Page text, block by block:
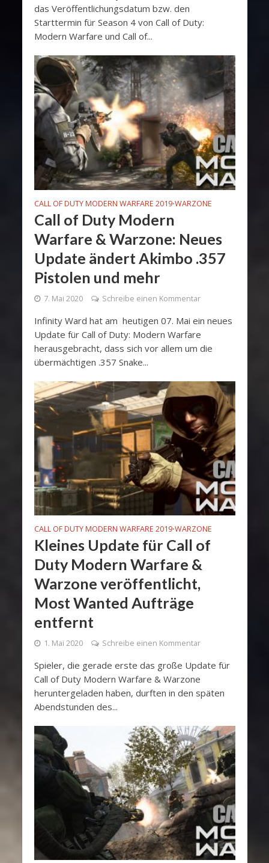
das Veröffentlichungsdatum bzw. den
Starttermin für Season 4 von Call of Duty:
Modern Warfare und Call of...
CALL OF DUTY MODERN WARFARE 2019•WARZONE
Call of Duty Modern
Warfare & Warzone: Neues
Update ändert Akimbo .357
Pistolen und mehr
7. Mai 2020 Schreibe einen Kommentar
Infinity Ward hat am heutigen 07. Mai ein neues
Update für Call of Duty: Modern Warfare
herausgebracht, dass sich vor allem um die
übermächtigen .357 Snake...
CALL OF DUTY MODERN WARFARE 2019•WARZONE
Kleines Update für Call of
Duty Modern Warfare &
Warzone veröffentlicht,
Most Wanted Aufträge
entfernt
1. Mai 2020 Schreibe einen Kommentar
Spieler, die gerade erste das große Update für
Call of Duty Modern Warfare & Warzone
heruntergeladen haben, durften in den späten
Abendstunden des...